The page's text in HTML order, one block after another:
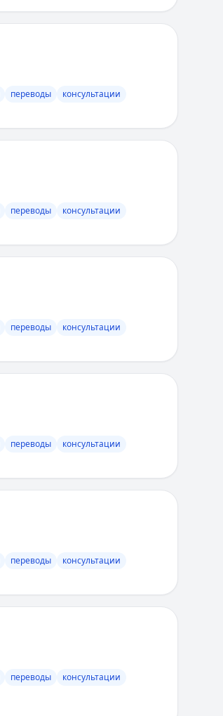
переводы консультации
переводы консультации
переводы консультации
переводы консультации
переводы консультации
переводы консультации